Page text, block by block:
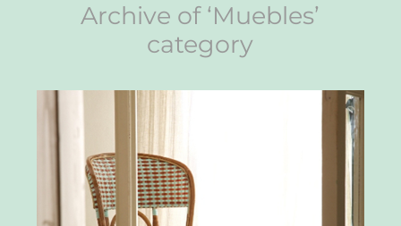
Archive of ‘Muebles’
category